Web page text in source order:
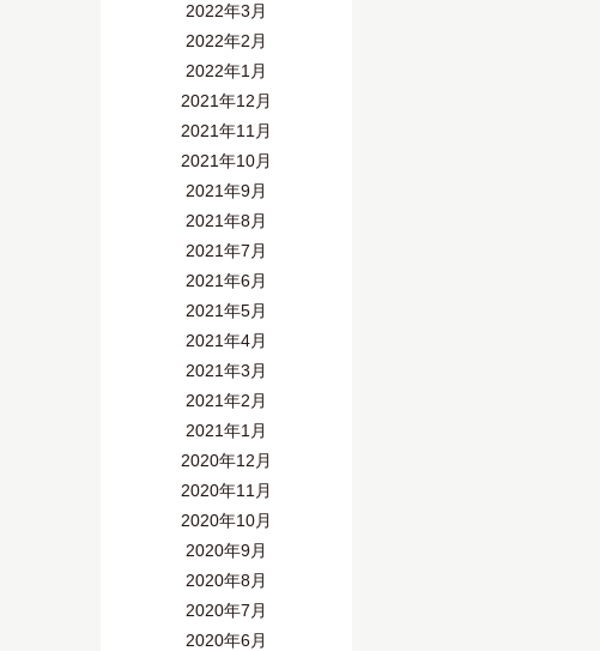
2022年3月
2022年2月
2022年1月
2021年12月
2021年11月
2021年10月
2021年9月
2021年8月
2021年7月
2021年6月
2021年5月
2021年4月
2021年3月
2021年2月
2021年1月
2020年12月
2020年11月
2020年10月
2020年9月
2020年8月
2020年7月
2020年6月